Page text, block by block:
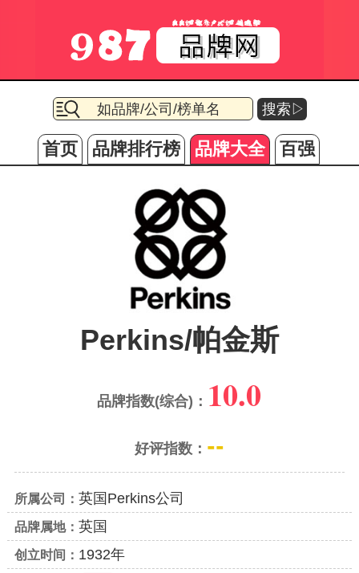
搜索▷
首页 品牌排行榜 品牌大全 百强
Perkins/帕金斯
品牌指数(综合)： 10.0
好评指数： --
所属公司： 英国Perkins公司
品牌属地： 英国
创立时间： 1932年